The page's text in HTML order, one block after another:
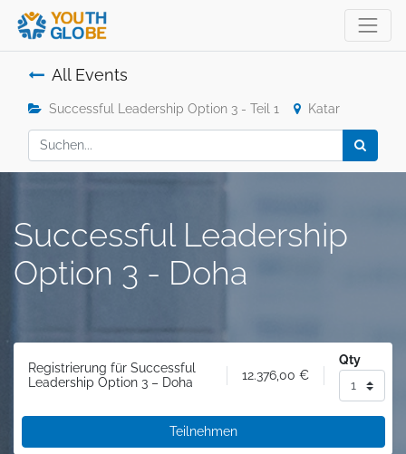
All Events
Successful Leadership Option 3 - Teil 1 Katar
Successful Leadership
Option 3 - Doha
Registrierung für Successful
Leadership Option 3 – Doha
12.376,00 €
Qty
Teilnehmen